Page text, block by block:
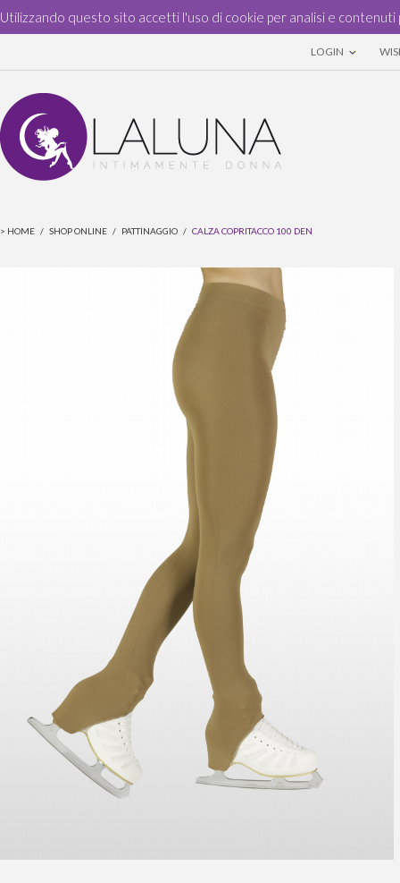
Utilizzando questo sito accetti l'uso di cookie per analisi e contenuti
LOGIN
> HOME / SHOP ONLINE / PATTINAGGIO / CALZA COPRITACCO 100 DEN